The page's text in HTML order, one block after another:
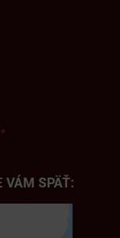
*
VÁM SPÄŤ: